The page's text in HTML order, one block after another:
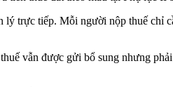
trực tiếp. Mỗi người nộp thuế chỉ
vẫn được gửi bổ sung nhưng